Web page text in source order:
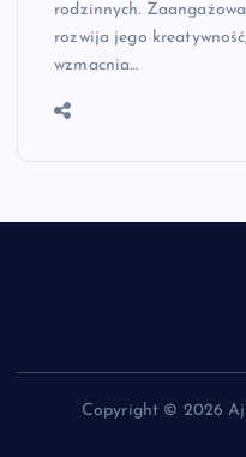
rodzinnych.
rozwija jego
wzmacnia…
Copyright © 2026